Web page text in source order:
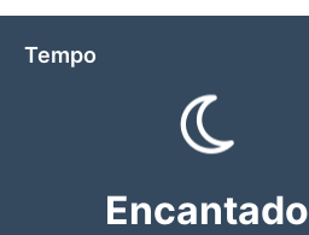
Tempo
Encantado